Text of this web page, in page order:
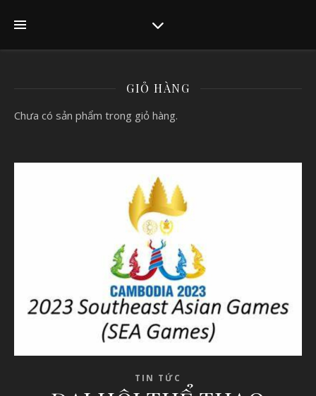
GIỎ HÀNG
Chưa có sản phẩm trong giỏ hàng.
TIN TỨC